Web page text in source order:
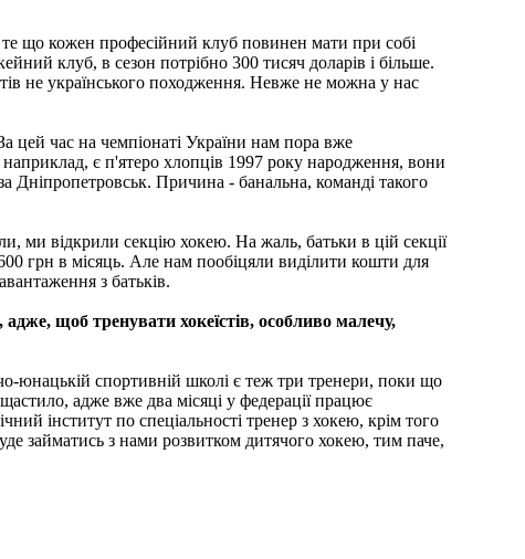
що кожен професійний клуб повинен мати при собі
клуб, в сезон потрібно 300 тисяч доларів і більше.
не українського походження. Невже не можна у нас
цей час на чемпіонаті України нам пора вже
наприклад, є п'ятеро хлопців 1997 року народження, вони
Дніпропетровськ. Причина - банальна, команді такого
ми відкрили секцію хокею. На жаль, батьки в цій секції
грн в місяць. Але нам пообіцяли виділити кошти для
з батьків.
щоб тренувати хокеїстів, особливо малечу,
юнацькій спортивній школі є теж три тренери, поки що
адже вже два місяці у федерації працює
інститут по спеціальності тренер з хокею, крім того
займатись з нами розвитком дитячого хокею, тим паче,